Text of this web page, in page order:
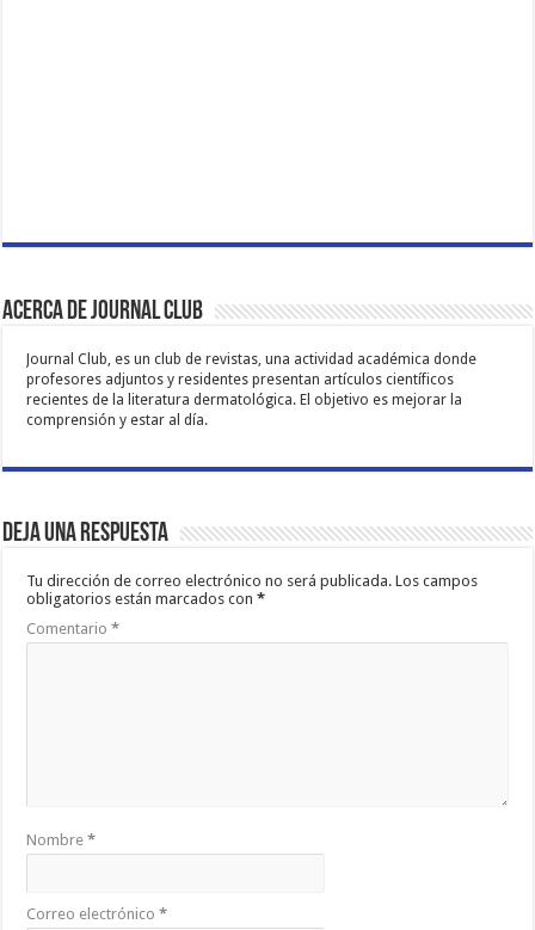
Acerca de Journal Club
Journal Club, es un club de revistas, una actividad académica donde
profesores adjuntos y residentes presentan artículos científicos
recientes de la literatura dermatológica. El objetivo es mejorar la
comprensión y estar al día.
Deja una respuesta
Tu dirección de correo electrónico no será publicada. Los campos
obligatorios están marcados con*
Comentario*
Nombre*
Correo electrónico*